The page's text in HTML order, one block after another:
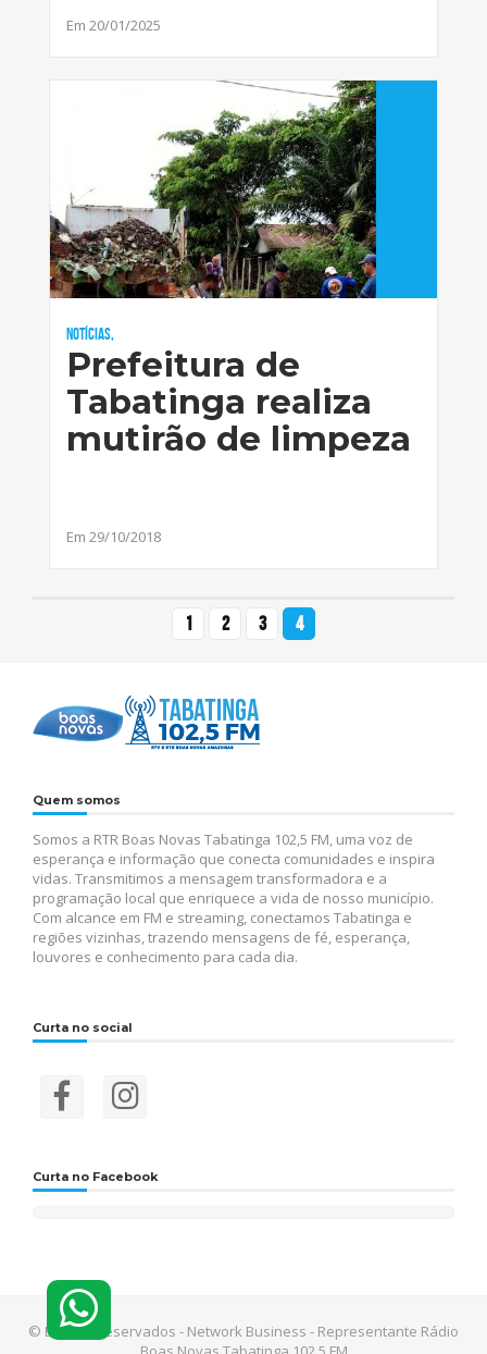
Em 20/01/2025
Notícias,
Prefeitura de
Tabatinga realiza
mutirão de limpeza
Em 29/10/2018
1 2 3 4
Quem somos
Somos a RTR Boas Novas Tabatinga 102,5 FM, uma voz de
esperança e informação que conecta comunidades e inspira
vidas. Transmitimos a mensagem transformadora e a
programação local que enriquece a vida de nosso município.
Com alcance em FM e streaming, conectamos Tabatinga e
regiões vizinhas, trazendo mensagens de fé, esperança,
louvores e conhecimento para cada dia.
Curta no social
Curta no Facebook
© Direitos reservados - Network Business - Representante Rádio